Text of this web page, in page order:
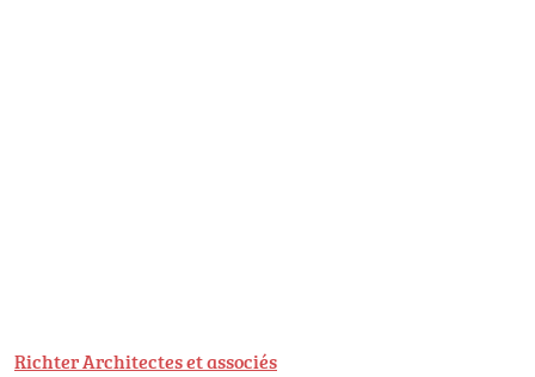
Richter Architectes et associés